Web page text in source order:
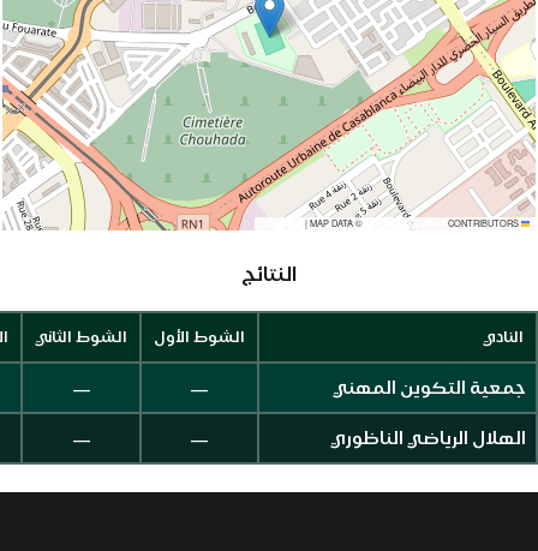
LEAFLET
|MAP DATA © OPENSTREETMAP CONTRIBUTORS
النتائج
النادي الشوط الأول الشوط الثاني
جمعية التكوين المهني —
—
الهلال الرياضي الناظوري —
—